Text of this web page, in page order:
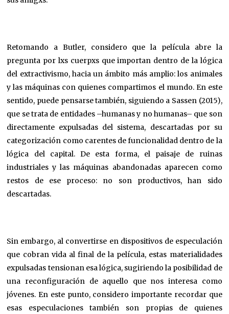
Retomando a Butler, considero que la película abre la
pregunta por lxs cuerpxs que importan dentro de la lógica
del extractivismo, hacia un ámbito más amplio: los animales
y las máquinas con quienes compartimos el mundo. En este
sentido, puede pensarse también, siguiendo a Sassen (2015),
que se trata de entidades –humanas y no humanas– que son
directamente expulsadas del sistema, descartadas por su
categorización como carentes de funcionalidad dentro de la
lógica del capital. De esta forma, el paisaje de ruinas
industriales y las máquinas abandonadas aparecen como
restos de ese proceso: no son productivos, han sido
descartadas.
Sin embargo, al convertirse en dispositivos de especulación
que cobran vida al final de la película, estas materialidades
expulsadas tensionan esa lógica, sugiriendo la posibilidad de
una reconfiguración de aquello que nos interesa como
jóvenes. En este punto, considero importante recordar que
esas especulaciones también son propias de quienes